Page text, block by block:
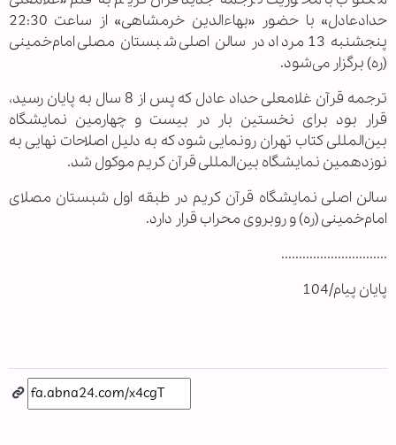
حدادعادل» با حضور «بهاءالدین خرمشاهی» از ساعت 22:30
پنجشنبه 13مرداد در سالن اصلی شبستان مصلی امام‌خمینی
(ره) برگزار می‌شود.
ترجمه قرآن غلامعلی حداد عادل که پس از 8 سال به پایان رسید،
قرار بود برای نخستین بار در بیست و چهارمین نمایشگاه
بین‌المللی کتاب تهران رونمایی شود که به دلیل اصلاحات نهایی به
نوزدهمین نمایشگاه بین‌المللی قرآن‌ کریم موکول شد.
سالن اصلی نمایشگاه قرآن‌ کریم در طبقه اول شبستان مصلای
امام‌خمینی (ره) و روبروی محراب قرار دارد.
..............................
پایان پیام/104